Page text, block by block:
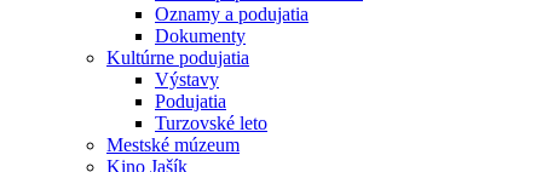
Oznamy a podujatia
Dokumenty
Kultúrne podujatia
Výstavy
Podujatia
Turzovské leto
Mestské múzeum
Kino Jašík